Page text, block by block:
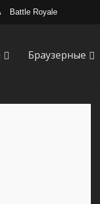
Battle Royale
Браузерные